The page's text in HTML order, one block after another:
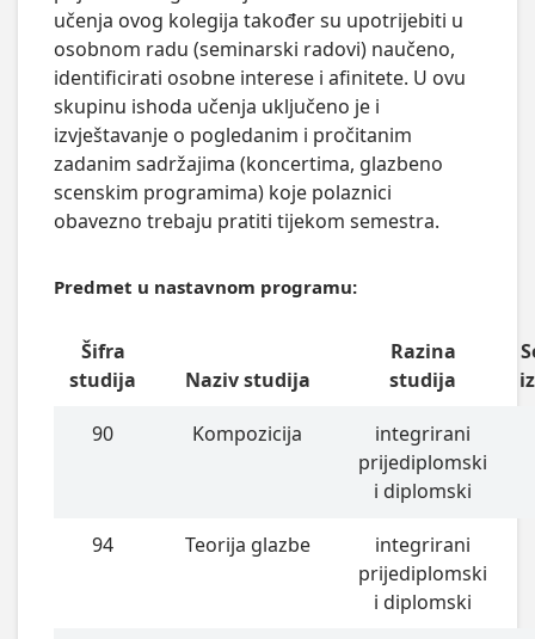
učenja ovog kolegija također su upotrijebiti u
osobnom radu (seminarski radovi) naučeno,
identificirati osobne interese i afinitete. U ovu
skupinu ishoda učenja uključeno je i
izvještavanje o pogledanim i pročitanim
zadanim sadržajima (koncertima, glazbeno
scenskim programima) koje polaznici
obavezno trebaju pratiti tijekom semestra.
Predmet u nastavnom programu:
Šifra
studija
Naziv studija
Razina
studija
90 Kompozicija
integrirani
prijediplomski
i diplomski
94 Teorija glazbe
integrirani
prijediplomski
i diplomski